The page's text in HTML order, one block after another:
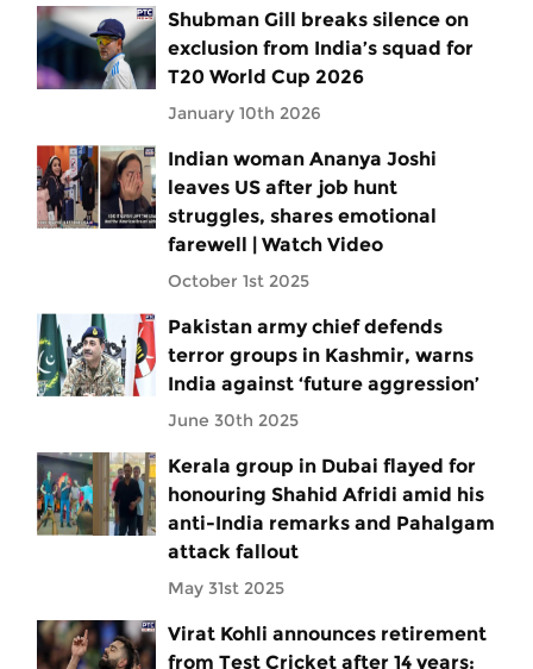
Shubman Gill breaks silence on
exclusion from India’s squad for
T20 World Cup 2026
January 10th 2026
Indian woman Ananya Joshi
leaves US after job hunt
struggles, shares emotional
farewell | Watch Video
October 1st 2025
Pakistan army chief defends
terror groups in Kashmir, warns
India against ‘future aggression’
June 30th 2025
Kerala group in Dubai flayed for
honouring Shahid Afridi amid his
anti-India remarks and Pahalgam
attack fallout
May 31st 2025
Virat Kohli announces retirement
from Test Cricket after 14 years: